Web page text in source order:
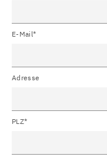
E-Mail*
Adresse
PLZ*